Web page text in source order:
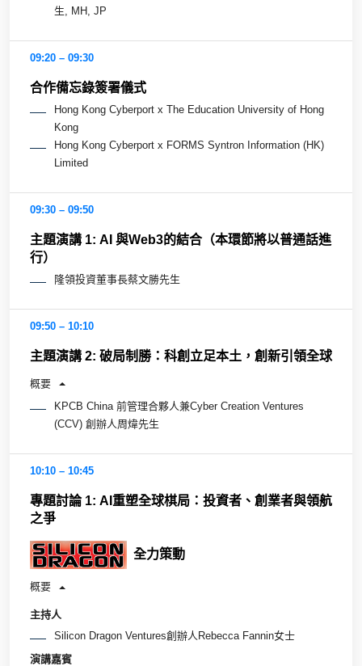
生, MH, JP
09:20 – 09:30
合作備忘錄簽署儀式
Hong Kong Cyberport x The Education University of Hong
Kong
Hong Kong Cyberport x FORMS Syntron Information (HK)
Limited
09:30 – 09:50
主題演講 1: AI 與Web3的結合（本環節將以普通話進
行）
隆領投資董事長蔡文勝先生
09:50 – 10:10
主題演講 2: 破局制勝：科創立足本土，創新引領全球
概要
KPCB China 前管理合夥人兼Cyber Creation Ventures
(CCV) 創辦人周煒先生
10:10 – 10:45
專題討論 1: AI重塑全球棋局：投資者、創業者與領航
之爭
全力策動
概要
主持人
Silicon Dragon Ventures創辦人Rebecca Fannin女士
演講嘉賓